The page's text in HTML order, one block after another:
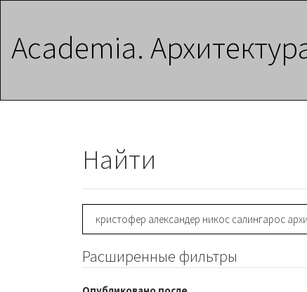
Основное
Academia.
Найти
статей
Расширенные фильтры